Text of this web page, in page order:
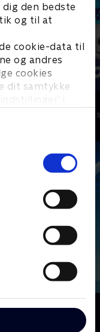
den bedste
og til at
cookie-data til
og andres
cookies
dit samtykke
i
Børneserier •